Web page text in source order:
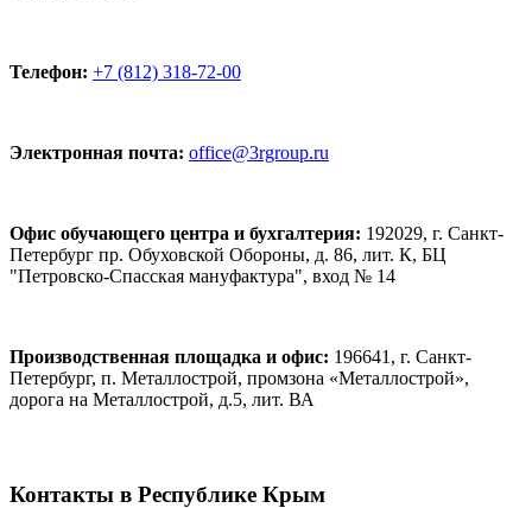
Телефон: +7 (812) 318-72-00
Электронная почта: office@3rgroup.ru
Офис обучающего центра и бухгалтерия: 192029, г. Санкт-
Петербург пр. Обуховской Обороны, д. 86, лит. К, БЦ
"Петровско-Спасская мануфактура", вход № 14
Производственная площадка и офис: 196641, г. Санкт-
Петербург, п. Металлострой, промзона «Металлострой»,
дорога на Металлострой, д.5, лит. ВА
Контакты в Республике Крым